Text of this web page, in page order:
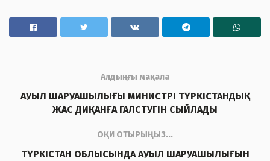
Алдыңғы мақала
АУЫЛ ШАРУАШЫЛЫҒЫ МИНИСТРІ ТҮРКІСТАНДЫҚ
ЖАС ДИҚАНҒА ГАЛСТУГІН СЫЙЛАДЫ
ОҚИ ОТЫРЫҢЫЗ...
ТҮРКІСТАН ОБЛЫСЫНДА АУЫЛ ШАРУАШЫЛЫҒЫН